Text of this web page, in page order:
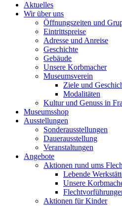
Aktuelles
Wir über uns
Öffnungszeiten und
Eintrittspreise
Adresse und Anreise
Geschichte
Gebäude
Unsere Korbmacher
Museumsverein
Ziele und
Modalitäten
Kultur und Genuss in
Museumsshop
Ausstellungen
Sonderausstellungen
Dauerausstellung
Veranstaltungen
Angebote
Aktionen rund ums
Lebende
Unsere
Aktionen für Kinder